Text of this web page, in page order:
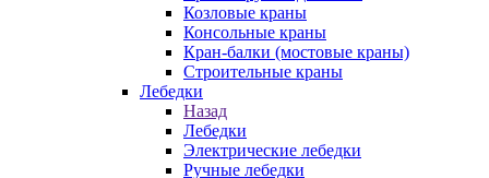
Козловые краны
Консольные краны
Кран-балки (мостовые краны)
Строительные краны
Лебедки
Назад
Лебедки
Электрические лебедки
Ручные лебедки